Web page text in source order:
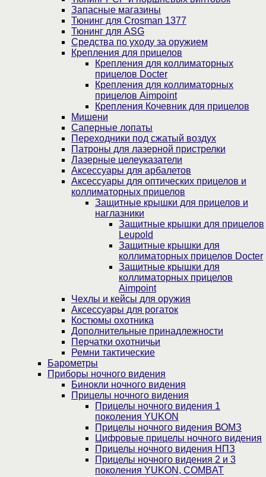
Запасные магазины
Тюнинг для Crosman 1377
Тюнинг для ASG
Средства по уходу за оружием
Крепления для прицелов
Крепления для коллиматорных
прицелов Docter
Крепления для коллиматорных
прицелов Aimpoint
Крепления Кочевник для прицелов
Мишени
Саперные лопаты
Переходники под сжатый воздух
Патроны для лазерной пристрелки
Лазерные целеуказатели
Аксессуары для арбалетов
Аксессуары для оптических прицелов и
коллиматорных прицелов
Защитные крышки для прицелов и
наглазники
Защитные крышки для прицелов
Leupold
Защитные крышки для
коллиматорных прицелов Docter
Защитные крышки для
коллиматорных прицелов
Aimpoint
Чехлы и кейсы для оружия
Аксессуары для рогаток
Костюмы охотника
Дополнительные принадлежности
Перчатки охотничьи
Ремни тактические
Барометры
Приборы ночного видения
Бинокли ночного видения
Прицелы ночного видения
Прицелы ночного видения 1
поколения YUKON
Прицелы ночного видения ВОМЗ
Цифровые прицелы ночного видения
Прицелы ночного видения НПЗ
Прицелы ночного видения 2 и 3
поколения YUKON, COMBAT